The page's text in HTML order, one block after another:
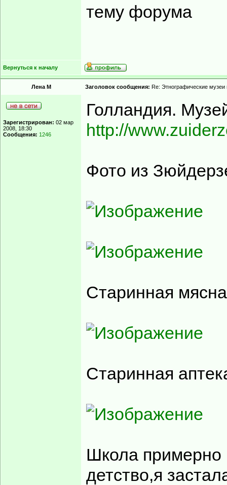
тему форума
Вернуться к началу
Лена М Заголовок сообщения: Re: Этнографические
Зарегистрирован: 02 мар
2008, 18:30
Сообщения: 1246
Голландия.
http://
Фото из
Старинная
Старинная
Школа примерно
детство,я